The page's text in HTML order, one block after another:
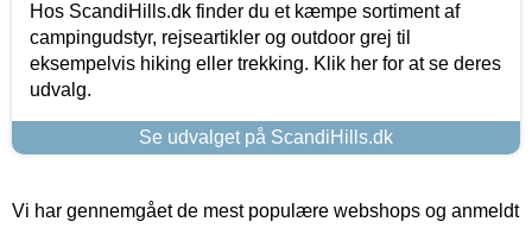
Hos ScandiHills.dk finder du et kæmpe sortiment af
campingudstyr, rejseartikler og outdoor grej til
eksempelvis hiking eller trekking. Klik her for at se deres
udvalg.
Se udvalget på ScandiHills.dk
Vi har gennemgået de mest populære webshops og anmeldt